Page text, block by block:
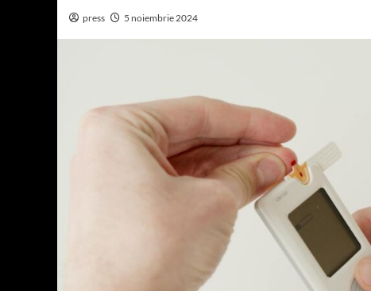
press 5 noiembrie 2024